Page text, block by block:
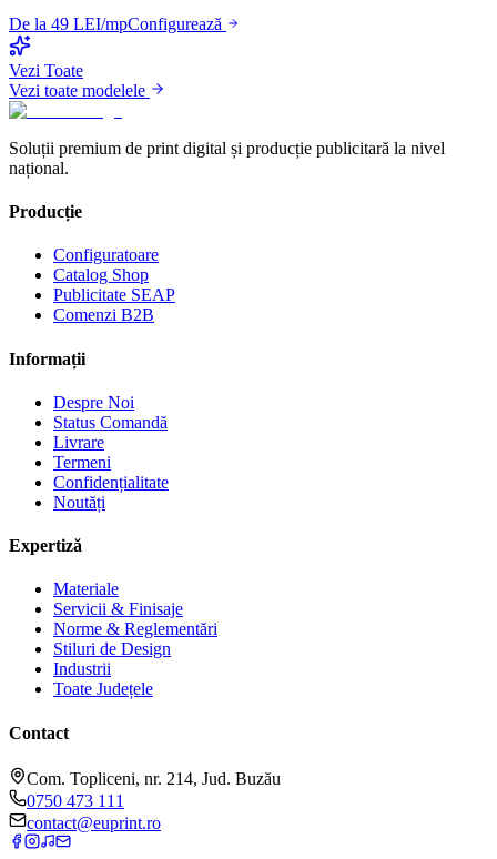
De la 49 LEI/mpConfigurează
Vezi Toate
Vezi toate modelele
Soluții premium de print digital și producție publicitară la nivel
național.
Producție
Configuratoare
Catalog Shop
Publicitate SEAP
Comenzi B2B
Informații
Despre Noi
Status Comandă
Livrare
Termeni
Confidențialitate
Noutăți
Expertiză
Materiale
Servicii & Finisaje
Norme & Reglementări
Stiluri de Design
Industrii
Toate Județele
Contact
Com. Topliceni, nr. 214, Jud. Buzău
0750 473 111
contact@euprint.ro